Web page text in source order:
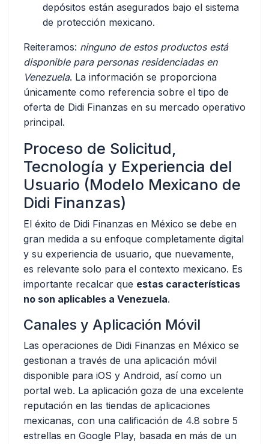
depósitos están asegurados bajo el sistema
de protección mexicano.
Reiteramos: ninguno de estos productos está
disponible para personas residenciadas en
Venezuela. La información se proporciona
únicamente como referencia sobre el tipo de
oferta de Didi Finanzas en su mercado operativo
principal.
Proceso de Solicitud,
Tecnología y Experiencia del
Usuario (Modelo Mexicano de
Didi Finanzas)
El éxito de Didi Finanzas en México se debe en
gran medida a su enfoque completamente digital
y su experiencia de usuario, que nuevamente,
es relevante solo para el contexto mexicano. Es
importante recalcar que estas características
no son aplicables a Venezuela.
Canales y Aplicación Móvil
Las operaciones de Didi Finanzas en México se
gestionan a través de una aplicación móvil
disponible para iOS y Android, así como un
portal web. La aplicación goza de una excelente
reputación en las tiendas de aplicaciones
mexicanas, con una calificación de 4.8 sobre 5
estrellas en Google Play, basada en más de un